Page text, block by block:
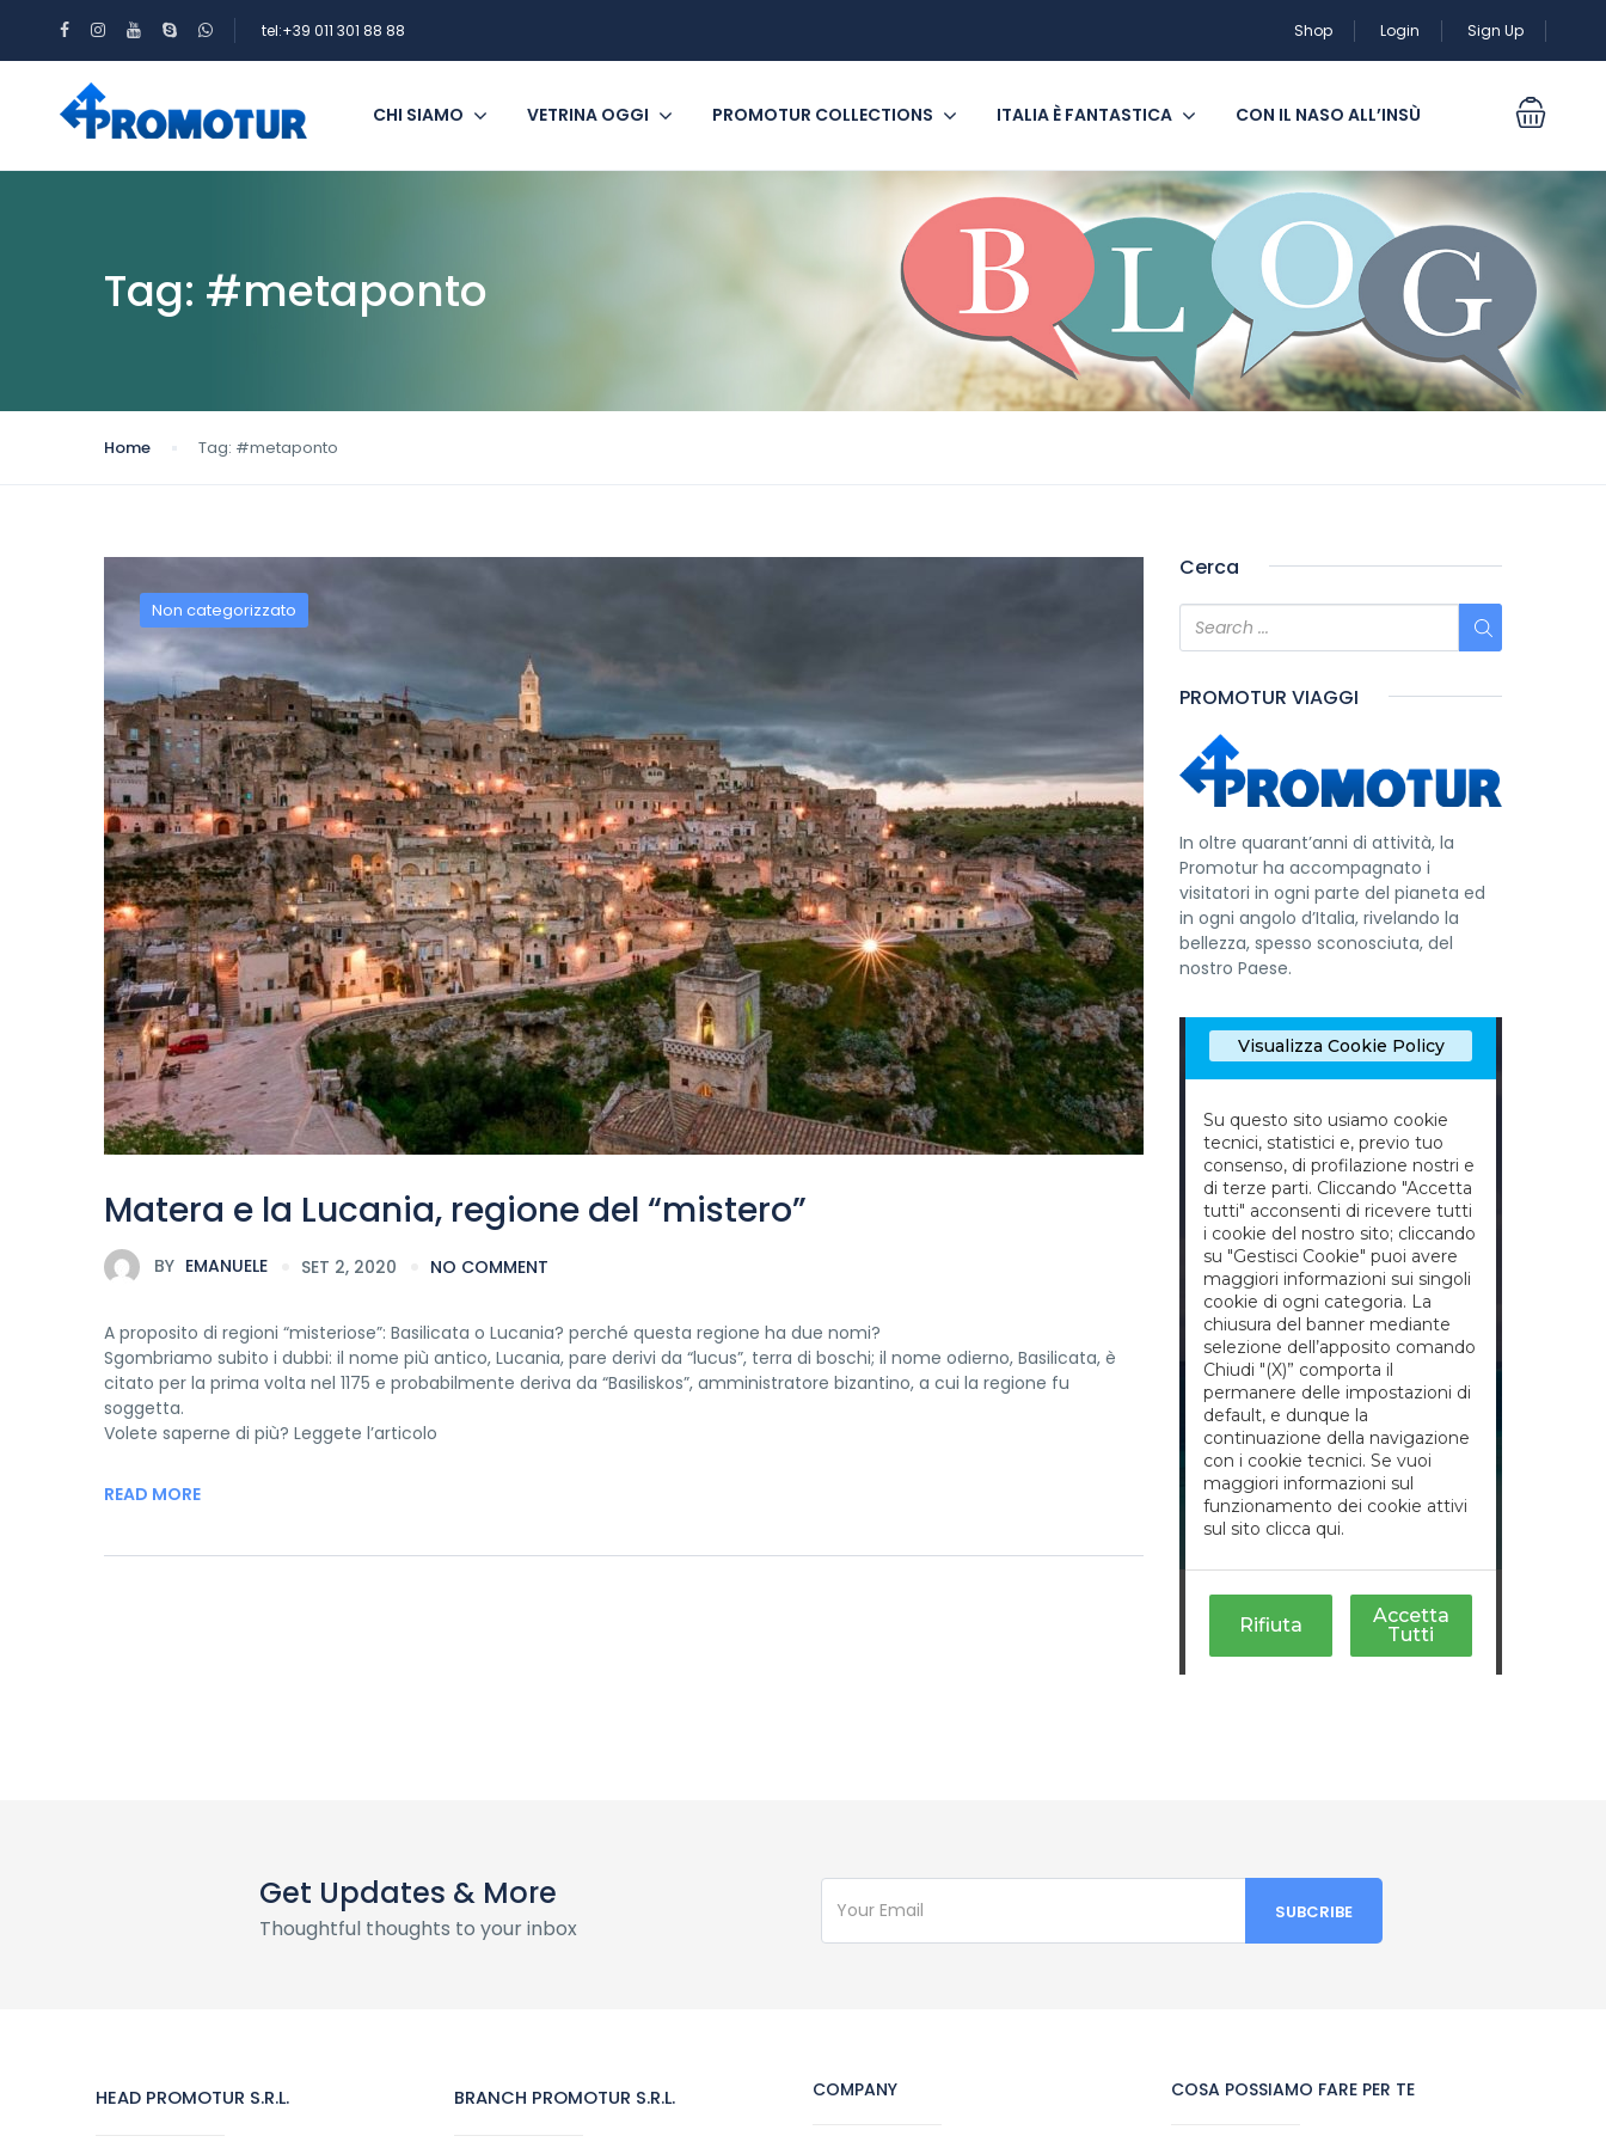
tel:+39 011 301 88 88 Shop Login Sign Up
CHI SIAMO VETRINA OGGI PROMOTUR COLLECTIONS ITALIA È FANTASTICA CON IL NASO ALL’INSÙ
Tag: #metaponto
Home Tag: #metaponto
Non categorizzato
Matera e la Lucania, regione del “mistero”​
BY EMANUELE SET 2, 2020 NO COMMENT
A proposito di regioni “misteriose”: Basilicata o Lucania? perché questa regione ha due nomi?
Sgombriamo subito i dubbi: il nome più antico, Lucania, pare derivi da “lucus”, terra di boschi; il nome odierno, Basilicata, è
citato per la prima volta nel 1175 e probabilmente deriva da “Basiliskos”, amministratore bizantino, a cui la regione fu
soggetta.
Volete saperne di più? Leggete l’articolo
READ MORE
Cerca
PROMOTUR VIAGGI
In oltre quarant’anni di attività, la
Promotur ha accompagnato i
visitatori in ogni parte del pianeta ed
in ogni angolo d’Italia, rivelando la
bellezza, spesso sconosciuta, del
nostro Paese.
Get Updates & More
Thoughtful thoughts to your inbox
HEAD PROMOTUR S.R.L. BRANCH PROMOTUR S.R.L. COMPANY COSA POSSIAMO FARE PER TE